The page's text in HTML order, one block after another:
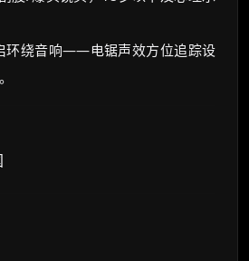
环绕音响——电锯声效方位追踪设